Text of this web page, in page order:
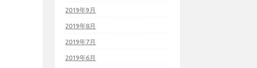
2019年9月
2019年8月
2019年7月
2019年6月